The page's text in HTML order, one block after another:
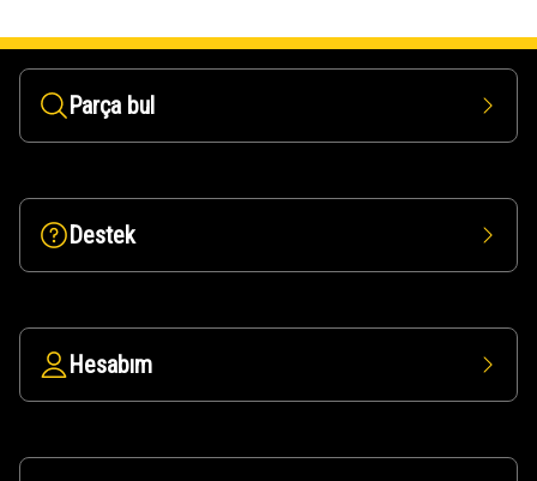
Parça bul
Destek
Hesabım